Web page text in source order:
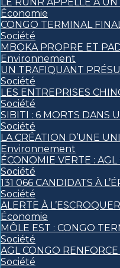
Économie
CONGO TERMINAL
Société
MBOKA PROPRE ET
Environnement
UN TRAFIQUANT
Société
LES ENTREPRISES
Société
SIBITI : 6 MORTS DANS
Société
LA CRÉATION D’UNE
Environnement
ÉCONOMIE VERTE :
Société
131 066 CANDIDATS À
Société
ALERTE À
Économie
MÔLE EST : CONGO
Société
AGL CONGO
Société